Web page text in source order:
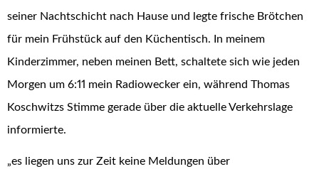
seiner Nachtschicht nach Hause und legte frische Brötchen
für mein Frühstück auf den Küchentisch. In meinem
Kinderzimmer, neben meinen Bett, schaltete sich wie jeden
Morgen um 6:11 mein Radiowecker ein, während Thomas
Koschwitzs Stimme gerade über die aktuelle Verkehrslage
informierte.
„es liegen uns zur Zeit keine Meldungen über